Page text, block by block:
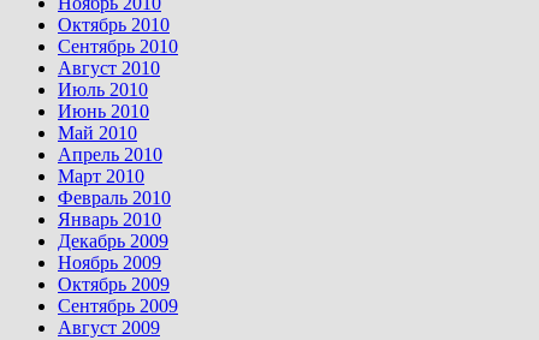
Октябрь 2010
Сентябрь 2010
Август 2010
Июль 2010
Июнь 2010
Май 2010
Апрель 2010
Март 2010
Февраль 2010
Январь 2010
Декабрь 2009
Ноябрь 2009
Октябрь 2009
Сентябрь 2009
Август 2009